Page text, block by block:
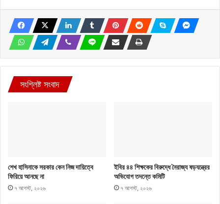
সংশ্লিষ্ট সংবাদ
শেখ হাসিনাকে সরকার কেন নিজ দায়িত্বে
ফিরিয়ে আনছে না
৭ আগস্ট, ২০২৬
ইবির ৪৪ শিক্ষকের বিরুদ্ধে নৈরাজ্য ষড়যন্ত্রের
অভিযোগ তদন্তে কমিটি
৭ আগস্ট, ২০২৬